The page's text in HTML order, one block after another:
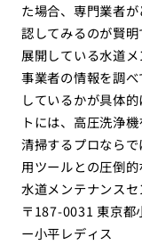
た場合、専門業者
認してみるのが賢
展開している水道
事業者の情報を調
しているかが具体
トには、高圧洗浄
清掃するプロなら
用ツールとの圧倒的
水道メンテナンス
〒187-0031 東京都
ー小平レディス